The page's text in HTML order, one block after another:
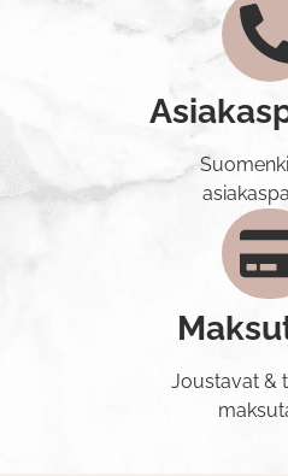
Joustavat &